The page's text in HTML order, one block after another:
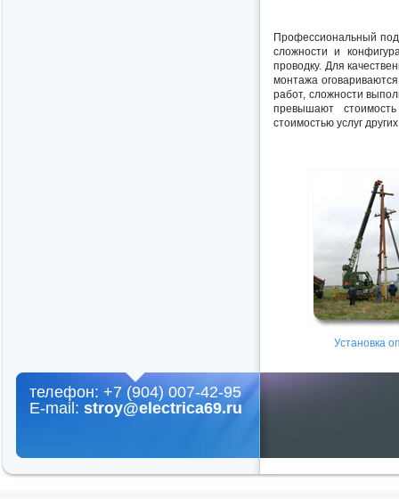
Профессиональный
сложности и
проводку. Для
монтажа
работ, сложности
превышают
стоимостью услуг
Установка
телефон: +7 (904) 007-42-95
E-mail: stroy@electrica69.ru